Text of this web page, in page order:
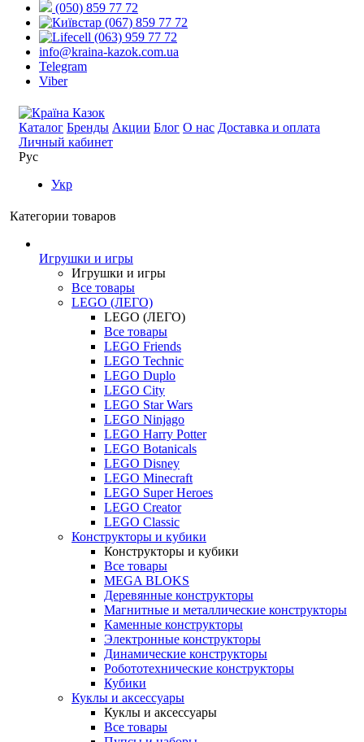
(050) 859 77 72
(067) 859 77 72
(063) 959 77 72
info@kraina-kazok.com.ua
Telegram
Viber
Каталог Бренды Акции Блог О нас Доставка и оплата
Личный кабинет
Рус
Укр
Категории товаров
Игрушки и игры
Игрушки и игры
Все товары
LEGO (ЛЕГО)
LEGO (ЛЕГО)
Все товары
LEGO Friends
LEGO Technic
LEGO Duplo
LEGO City
LEGO Star Wars
LEGO Ninjago
LEGO Harry Potter
LEGO Botanicals
LEGO Disney
LEGO Minecraft
LEGO Super Heroes
LEGO Creator
LEGO Classic
Конструкторы и кубики
Конструкторы и кубики
Все товары
MEGA BLOKS
Деревянные конструкторы
Магнитные и металлические конструкторы
Каменные конструкторы
Электронные конструкторы
Динамические конструкторы
Робототехнические конструкторы
Кубики
Куклы и аксессуары
Куклы и аксессуары
Все товары